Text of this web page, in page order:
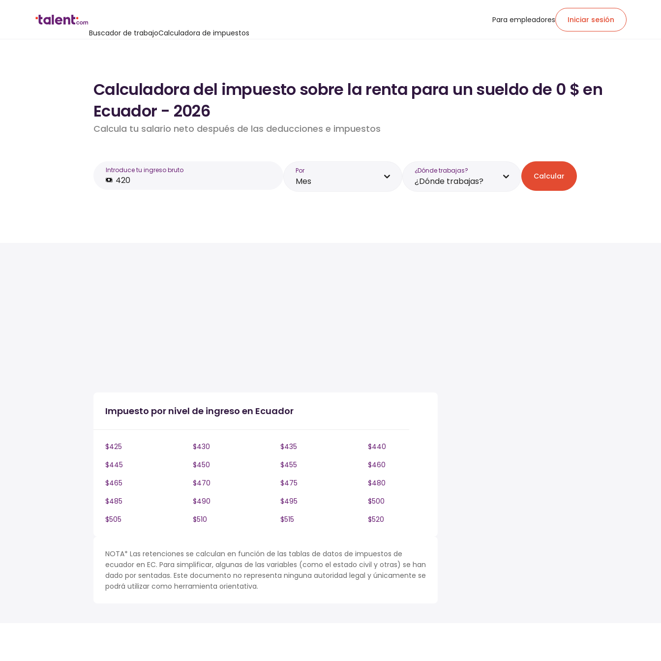
Buscador de trabajoCalculadora de impuestos
Para empleadores Iniciar sesión
Calculadora del impuesto sobre la renta para un sueldo de 0 $ en
Ecuador - 2026
Calcula tu salario neto después de las deducciones e impuestos
Introduce tu ingreso bruto Por
Mes
¿Dónde trabajas?
¿Dónde trabajas? Calcular
Impuesto por nivel de ingreso en Ecuador
$425 $430 $435
$440
$445
$450 $455
$460
$465
$470 $475
$480
$485
$490 $495
$500
$505
$510 $515 $520
NOTA* Las retenciones se calculan en función de las tablas de datos de impuestos de
ecuador en EC. Para simplificar, algunas de las variables (como el estado civil y otras) se han
dado por sentadas. Este documento no representa ninguna autoridad legal y únicamente se
podrá utilizar como herramienta orientativa.